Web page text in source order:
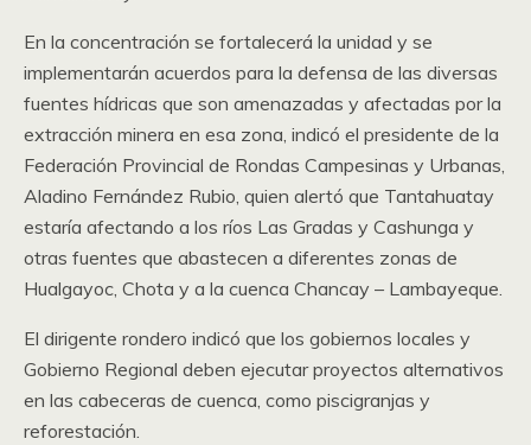
En la concentración se fortalecerá la unidad y se
implementarán acuerdos para la defensa de las diversas
fuentes hídricas que son amenazadas y afectadas por la
extracción minera en esa zona, indicó el presidente de la
Federación Provincial de Rondas Campesinas y Urbanas,
Aladino Fernández Rubio, quien alertó que Tantahuatay
estaría afectando a los ríos Las Gradas y Cashunga y
otras fuentes que abastecen a diferentes zonas de
Hualgayoc, Chota y a la cuenca Chancay – Lambayeque.
El dirigente rondero indicó que los gobiernos locales y
Gobierno Regional deben ejecutar proyectos alternativos
en las cabeceras de cuenca, como piscigranjas y
reforestación.